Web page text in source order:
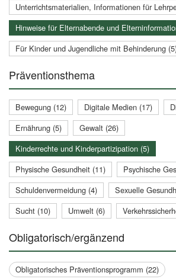
Unterrichtsmaterialien, Informationen für
Hinweise für Elternabende und
Für Kinder und Jugendliche mit Behinderung
Präventionsthema
Bewegung (12) Digitale Medien (17)
Ernährung (5)
Gewalt (26)
Kinderrechte und Kinderpartizipation (5)
Physische Gesundheit (11)
Psychische
Schuldenvermeidung (4)
Sexuelle
Sucht (10)
Umwelt (6)
Obligatorisch/ergänzend
Obligatorisches Präventionsprogramm (22)